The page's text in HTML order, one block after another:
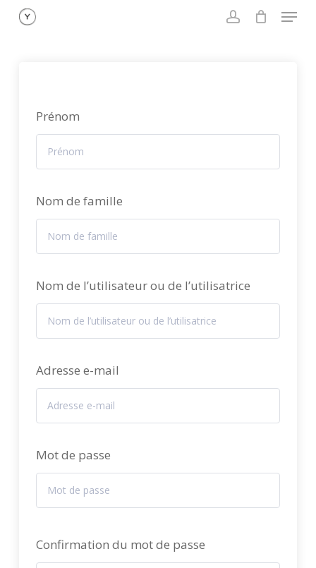
Skip
Menu
Prénom
Nom de famille
Nom de l’utilisateur ou de l’utilisatrice
Adresse e-mail
Mot de passe
Confirmation du mot de passe